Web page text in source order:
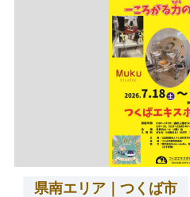
県南エリア｜つくば市